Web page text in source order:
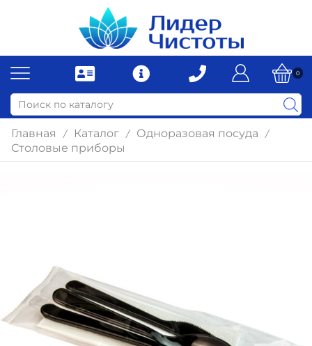
0
Главная / Каталог / Одноразовая посуда /
Столовые приборы